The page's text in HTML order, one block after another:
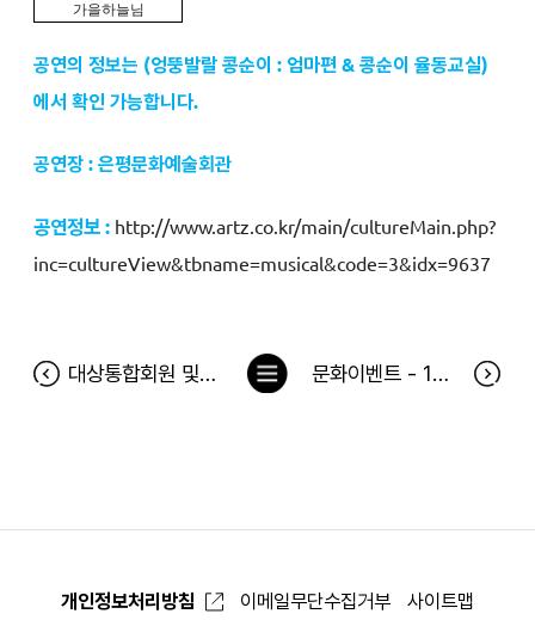
가을하늘님
공연의 정보는 (엉뚱발랄 콩순이 : 엄마편 & 콩순이 율동교실)
에서 확인 가능합니다.
공연장 : 은평문화예술회관
공연정보 : http://www.artz.co.kr/main/cultureMain.php?
inc=cultureView&tbname=musical&code=3&idx=9637
대상통합회원 및 청정원 개인정보 취급방침 변경 문화이벤트 - 1급기밀 당첨자
목
개인정보처리방침 이메일무단수집거부 사이트맵